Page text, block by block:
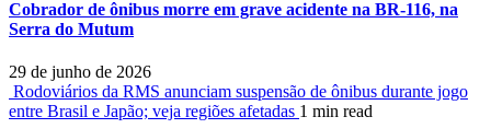
Cobrador de ônibus morre em grave acidente na BR-116, na
Serra do Mutum
29 de junho de 2026
Rodoviários da RMS anunciam suspensão de ônibus durante jogo
entre Brasil e Japão; veja regiões afetadas 1 min read